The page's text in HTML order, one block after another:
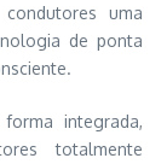
uma
de ponta
integrada,
totalmente